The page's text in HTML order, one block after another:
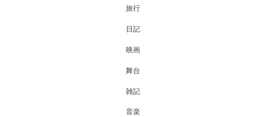
旅行
日記
映画
舞台
雑記
音楽